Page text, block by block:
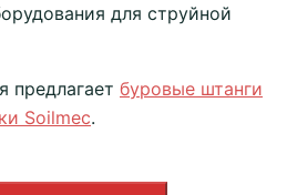
для струйной
предлагает буровые штанги
Soilmec.